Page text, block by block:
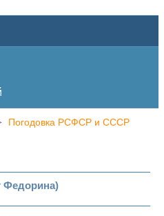
Погодовка РСФСР и СССР
Федорина)